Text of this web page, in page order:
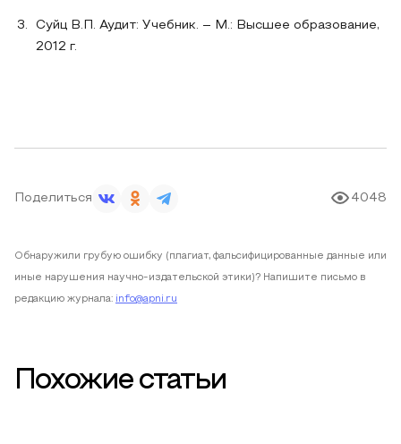
Суйц В.П. Аудит: Учебник. – М.: Высшее образование,
2012 г.
Поделиться 4048
Обнаружили грубую ошибку (плагиат, фальсифицированные данные или
иные нарушения научно-издательской этики)? Напишите письмо в
редакцию журнала: info@apni.ru
Похожие статьи